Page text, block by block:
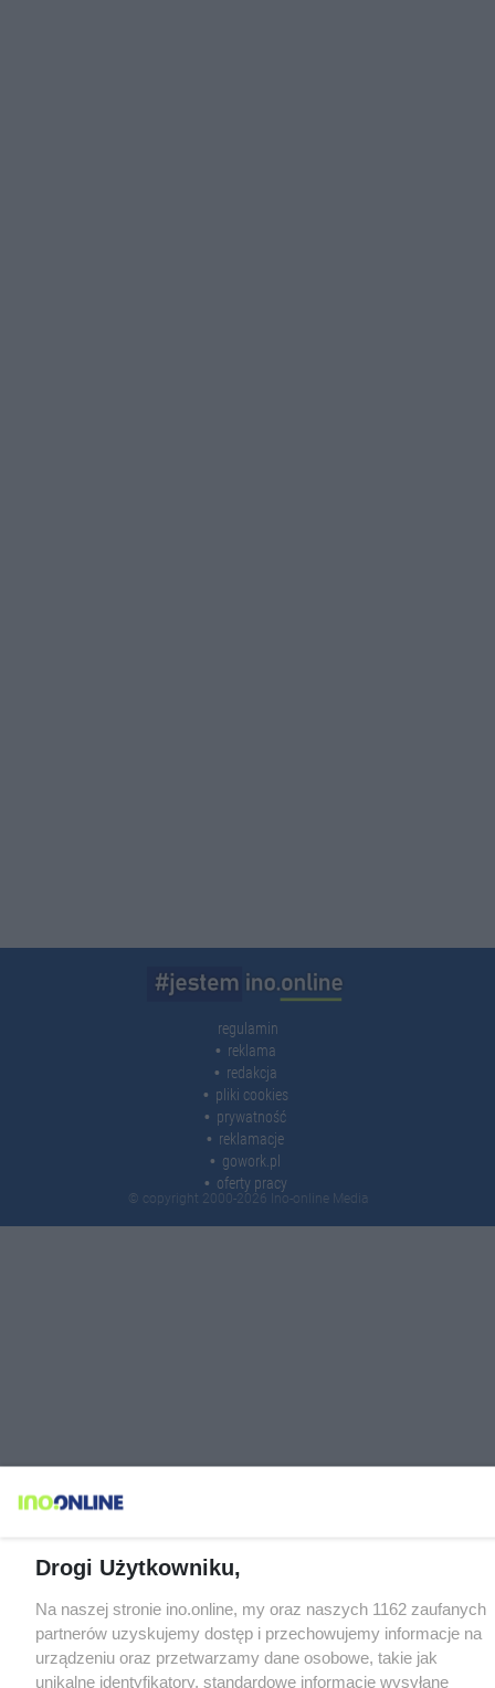
regulamin
reklama
redakcja
pliki cookies
prywatność
reklamacje
gowork.pl
oferty pracy
© copyright 2000-2026 Ino-online Media
Drogi Użytkowniku,
Na naszej stronie ino.online, my oraz naszych 1162 zaufanych
partnerów uzyskujemy dostęp i przechowujemy informacje na
urządzeniu oraz przetwarzamy dane osobowe, takie jak
unikalne identyfikatory, standardowe informacje wysyłane